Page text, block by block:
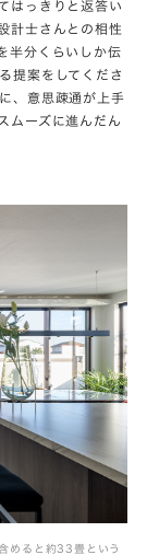
はっきりと返答い
計士さんとの相性
半分くらいしか伝
提案をしてくださ
、意思疎通が上手
ムーズに進んだん
めると約33畳という